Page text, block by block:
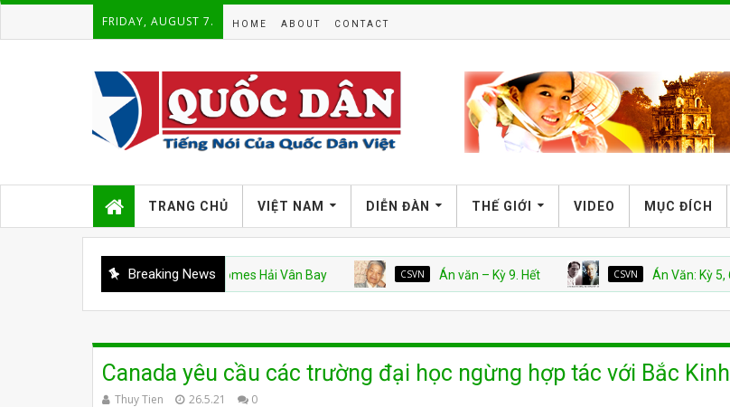
FRIDAY, AUGUST 7. HOME ABOUT CONTACT
TRANG CHỦ VIỆT NAM DIỄN ĐÀN THẾ GIỚI VIDEO MỤC ĐÍCH
Breaking News
Không Mẫu Hạm Mỹ và Vinhomes Hải Vân Bay CSVN Án văn – Kỳ 9. Hết CSVN Án Văn: Kỳ 5, 6, 7 và 8
Canada yêu cầu các trường đại học ngừng hợp tác với Bắc Kinh
Thuy Tien 26.5.21 0